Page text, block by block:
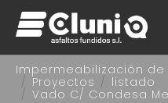
Estás aquí:
Impermeabilización
Proyectos
listado
Vado C/ Condesa